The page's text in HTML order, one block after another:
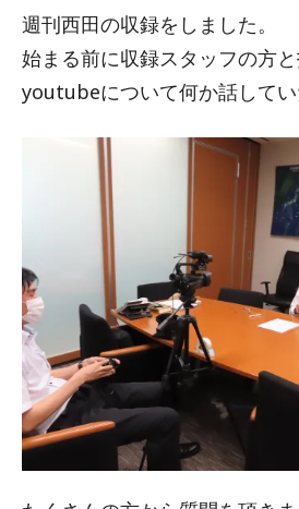
週刊西田の収録をしました。
始まる前に収録スタッフの方と
youtubeについて何か話してい